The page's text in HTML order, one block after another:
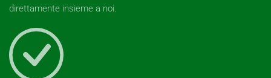
direttamente insieme a noi.